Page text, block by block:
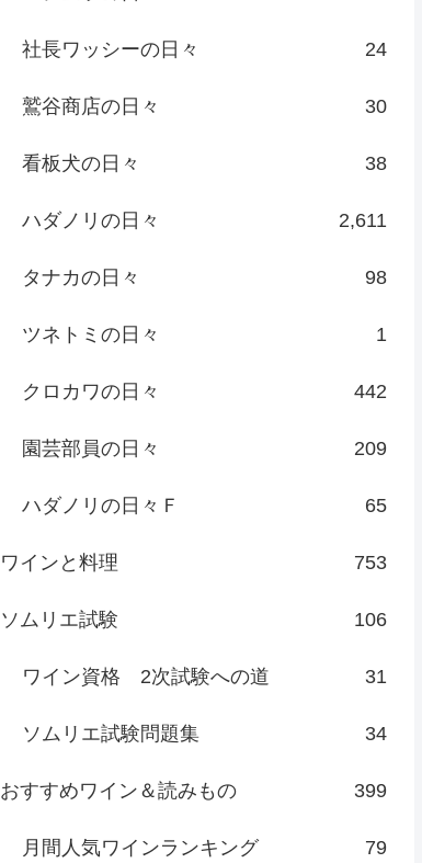
社長ワッシーの日々 24
鷲谷商店の日々 30
看板犬の日々 38
ハダノリの日々 2,611
タナカの日々 98
ツネトミの日々 1
クロカワの日々 442
園芸部員の日々 209
ハダノリの日々Ｆ 65
ワインと料理 753
ソムリエ試験 106
ワイン資格 2次試験への道 31
ソムリエ試験問題集 34
おすすめワイン＆読みもの 399
月間人気ワインランキング 79